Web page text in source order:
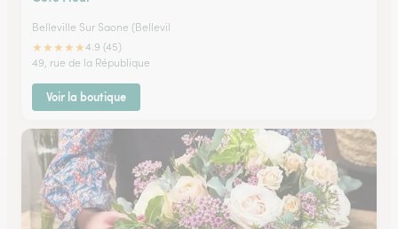
Belleville Sur Saone (Bellevil
★★★★★4.9 (45)
49, rue de la République
Voir la boutique